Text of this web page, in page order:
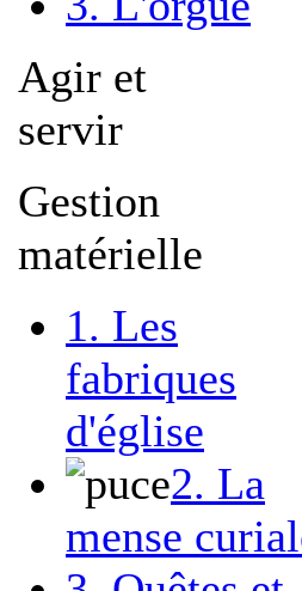
Agir et
servir
Gestion
matérielle
1. Les
fabriques
d'église
2. La
mense